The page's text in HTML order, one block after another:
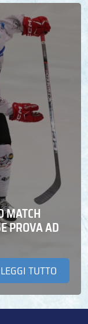
MATCH
PROVA AD
LEGGI TUTTO